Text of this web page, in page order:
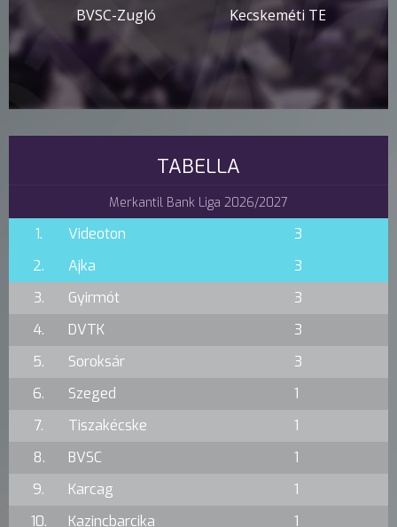
BVSC-Zugló Kecskeméti TE
TABELLA
Merkantil Bank Liga 2026/2027
1. Videoton
3
2.
Ajka
3
3.
Gyirmót
3
4.
DVTK
3
5.
Soroksár
3
6.
Szeged
1
7.
Tiszakécske
1
8.
BVSC
1
9.
Karcag
1
10.
Kazincbarcika 1